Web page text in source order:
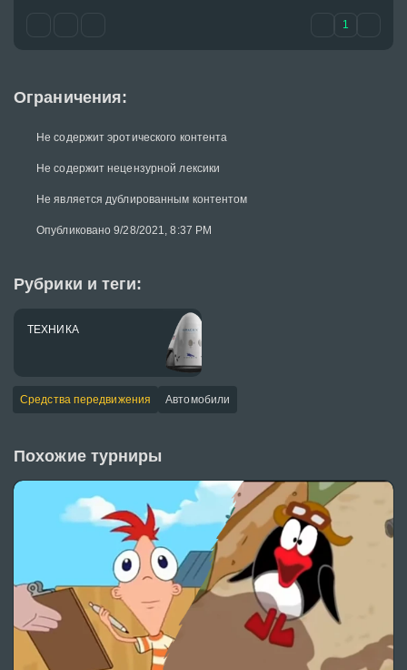
Ограничения:
Не содержит эротического контента
Не содержит нецензурной лексики
Не является дублированным контентом
Опубликовано 9/28/2021, 8:37 PM
Рубрики и теги:
ТЕХНИКА
Средства передвижения Автомобили
1
Похожие турниры